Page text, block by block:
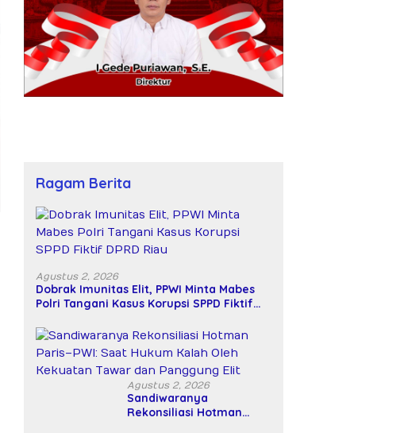
Ragam Berita
Agustus 2, 2026
Dobrak Imunitas Elit, PPWI Minta Mabes
Polri Tangani Kasus Korupsi SPPD Fiktif
Agustus 2, 2026
Sandiwaranya
Rekonsiliasi Hotman